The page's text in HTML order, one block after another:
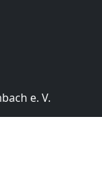
e. V.